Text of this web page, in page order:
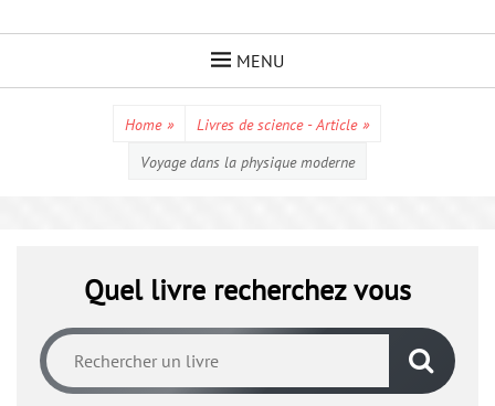
MENU
Home » Livres de science - Article »
Voyage dans la physique moderne
Quel livre recherchez vous